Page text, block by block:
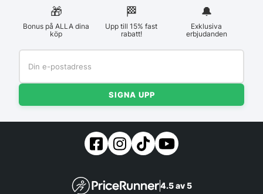
🎁
Bonus på ALLA dina
köp
🏁︎
Upp till 15% fast
rabatt!
🔔
Exklusiva
erbjudanden
SIGNA UPP
4.5 av 5